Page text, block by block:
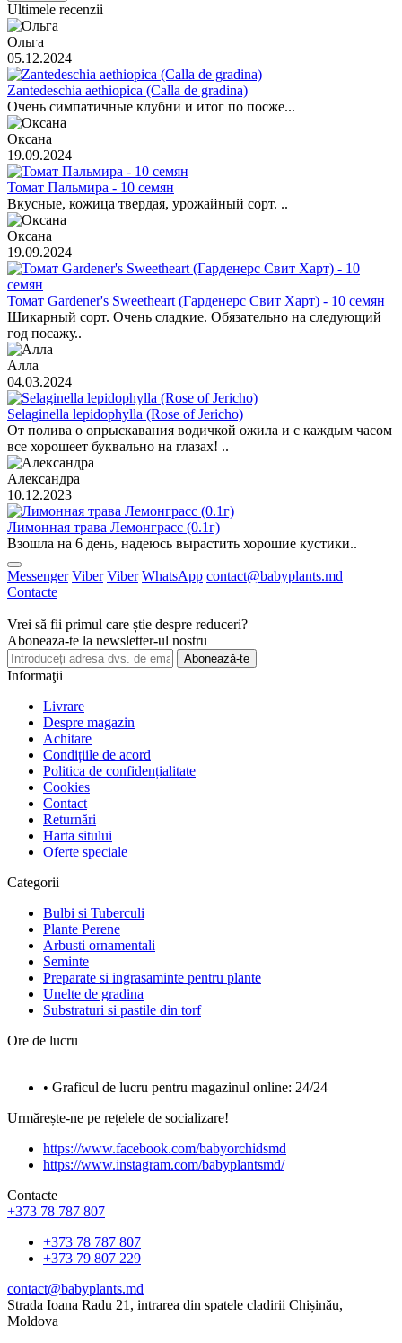
Ultimele recenzii
Ольга
05.12.2024
Zantedeschia aethiopica (Calla de gradina)
Очень симпатичные клубни и итог по посже...
Оксана
19.09.2024
Томат Пальмира - 10 семян
Вкусные, кожица твердая, урожайный сорт. ..
Оксана
19.09.2024
Томат Gardener's Sweetheart (Гарденерс Свит Харт) - 10 семян
Шикарный сорт. Очень сладкие. Обязательно на следующий
год посажу..
Алла
04.03.2024
Selaginella lepidophylla (Rose of Jericho)
От полива о опрыскавания водичкой ожила и с каждым часом
все хорошеет буквально на глазах! ..
Александра
10.12.2023
Лимонная трава Лемонграсс (0.1г)
Взошла на 6 день, надеюсь вырастить хорошие кустики..
Messenger Viber Viber WhatsApp contact@babyplants.md
Contacte
Vrei să fii primul care știe despre reduceri?
Aboneaza-te la newsletter-ul nostru
Abonează-te
Informaţii
Livrare
Despre magazin
Achitare
Condițiile de acord
Politica de confidențialitate
Cookies
Contact
Returnări
Harta sitului
Oferte speciale
Categorii
Bulbi si Tuberculi
Plante Perene
Arbusti ornamentali
Seminte
Preparate si ingrasaminte pentru plante
Unelte de gradina
Substraturi si pastile din torf
Ore de lucru
• Graficul de lucru pentru magazinul online: 24/24
Urmărește-ne pe rețelele de socializare!
https://www.facebook.com/babyorchidsmd
https://www.instagram.com/babyplantsmd/
Contacte
+373 78 787 807
+373 78 787 807
+373 79 807 229
contact@babyplants.md
Strada Ioana Radu 21, intrarea din spatele cladirii Chișinău,
Moldova